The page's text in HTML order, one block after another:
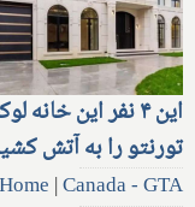
تورنتو را به آتش
Home |Canada - GTA